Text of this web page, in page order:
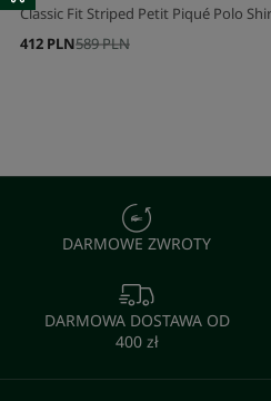
Classic Fit Striped Petit Piqué Polo
589 PLN
412 PLN
DARMOWE ZWROTY
DARMOWA DOSTAWA OD
400 zł